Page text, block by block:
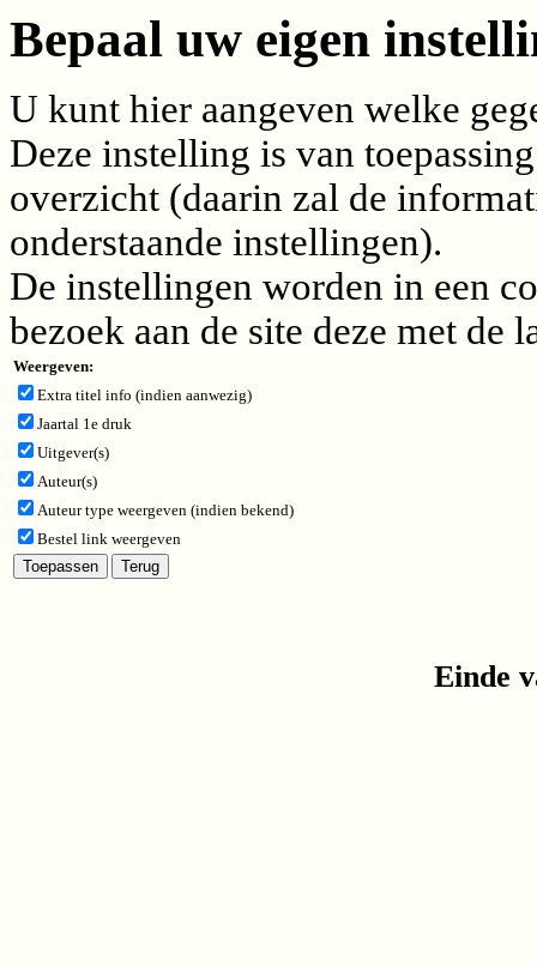
Bepaal uw eigen
U kunt hier aangeven welke
Deze instelling is van
overzicht (daarin zal de
onderstaande instellingen).
De instellingen worden in een
bezoek aan de site deze met de
Weergeven:
Extra titel info (indien aanwezig)
Jaartal 1e druk
Uitgever(s)
Auteur(s)
Auteur type weergeven (indien bekend)
Bestel link weergeven
Einde